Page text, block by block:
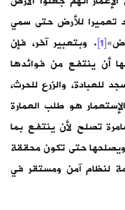
تعميرا للأرض حتى سمي
[1] . وبتعبير آخر، فإن
أن ينتفع من فوائدها
للعبادة، والزرع للحرث،
هو طلب العمارة
تصلح لأن ينتفع بما
حتى تكون محققة
لنظام آمن ومستقر في